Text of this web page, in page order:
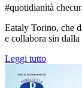
#quotidianità
Eataly Torino, che
e collabora sin
Leggi tutto